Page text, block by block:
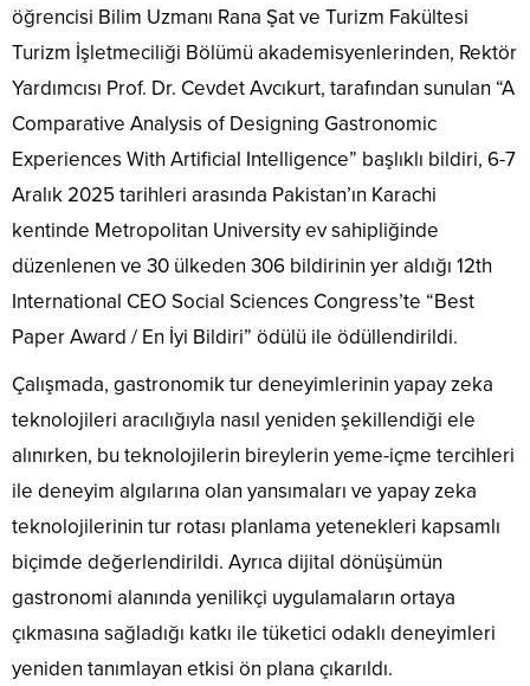
öğrencisi Bilim Uzmanı Rana Şat ve Turizm Fakültesi
Turizm İşletmeciliği Bölümü akademisyenlerinden, Rektör
Yardımcısı Prof. Dr. Cevdet Avcıkurt, tarafından sunulan “A
Comparative Analysis of Designing Gastronomic
Experiences With Artificial Intelligence” başlıklı bildiri, 6-7
Aralık 2025 tarihleri arasında Pakistan’ın Karachi
kentinde Metropolitan University ev sahipliğinde
düzenlenen ve 30 ülkeden 306 bildirinin yer aldığı 12th
International CEO Social Sciences Congress’te “Best
Paper Award / En İyi Bildiri” ödülü ile ödüllendirildi.
Çalışmada, gastronomik tur deneyimlerinin yapay zeka
teknolojileri aracılığıyla nasıl yeniden şekillendiği ele
alınırken, bu teknolojilerin bireylerin yeme-içme tercihleri
ile deneyim algılarına olan yansımaları ve yapay zeka
teknolojilerinin tur rotası planlama yetenekleri kapsamlı
biçimde değerlendirildi. Ayrıca dijital dönüşümün
gastronomi alanında yenilikçi uygulamaların ortaya
çıkmasına sağladığı katkı ile tüketici odaklı deneyimleri
yeniden tanımlayan etkisi ön plana çıkarıldı.